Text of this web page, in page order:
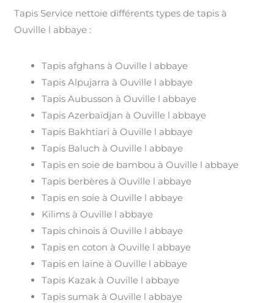
Tapis Service nettoie différents types de tapis à
Ouville l abbaye :
Tapis afghans à Ouville l abbaye
Tapis Alpujarra à Ouville l abbaye
Tapis Aubusson à Ouville l abbaye
Tapis Azerbaïdjan à Ouville l abbaye
Tapis Bakhtiari à Ouville l abbaye
Tapis Baluch à Ouville l abbaye
Tapis en soie de bambou à Ouville l abbaye
Tapis berbères à Ouville l abbaye
Tapis en soie à Ouville l abbaye
Kilims à Ouville l abbaye
Tapis chinois à Ouville l abbaye
Tapis en coton à Ouville l abbaye
Tapis en laine à Ouville l abbaye
Tapis Kazak à Ouville l abbaye
Tapis sumak à Ouville l abbaye